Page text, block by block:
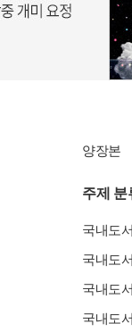
양장본
주제 분
국내도
국내도
국내도
국내도